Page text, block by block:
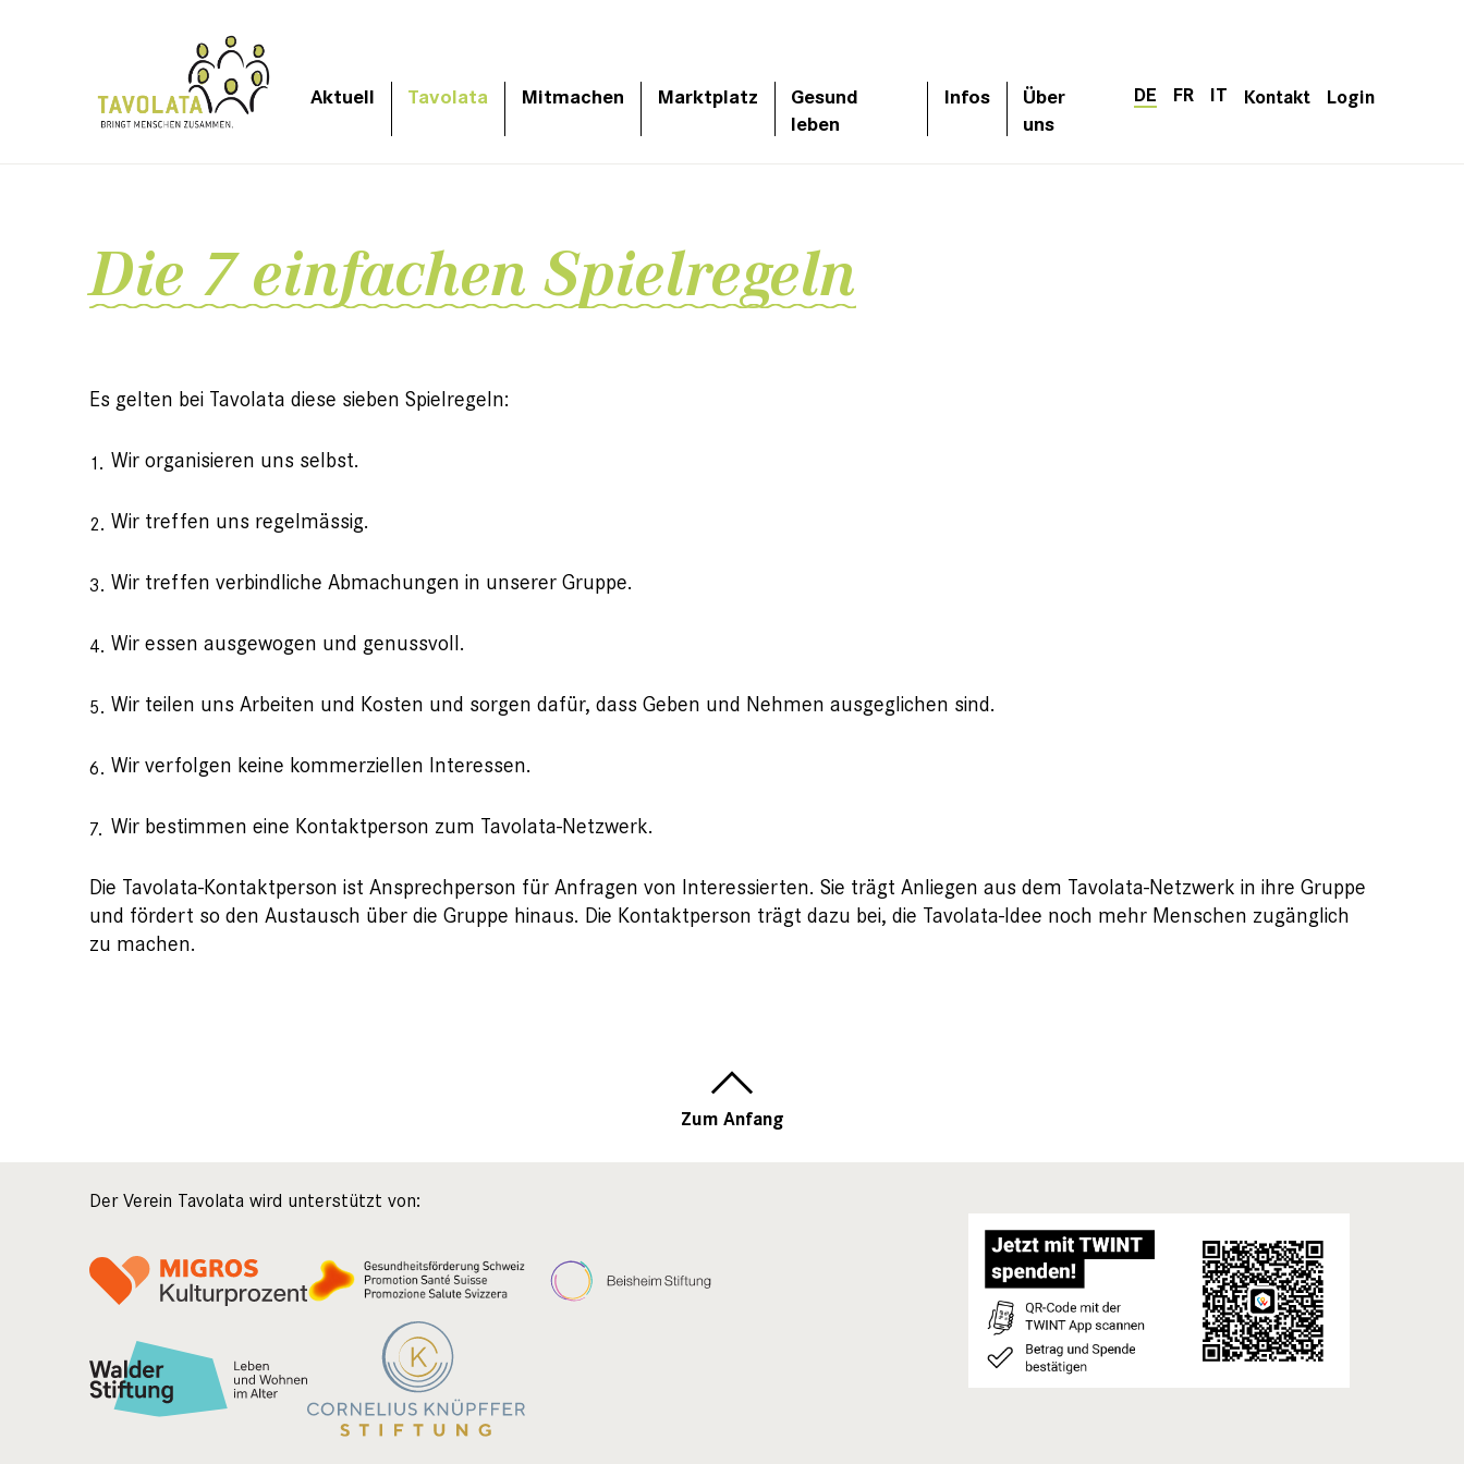
Aktuell Tavolata Mitmachen Marktplatz
Gesund
leben
Infos
Über
uns
DE FR IT Kontakt Login
Die 7 einfachen Spielregeln
Es gelten bei Tavolata diese sieben Spielregeln:
Wir organisieren uns selbst.
Wir treffen uns regelmässig.
Wir treffen verbindliche Abmachungen in unserer Gruppe.
Wir essen ausgewogen und genussvoll.
Wir teilen uns Arbeiten und Kosten und sorgen dafür, dass Geben und Nehmen ausgeglichen sind.
Wir verfolgen keine kommerziellen Interessen.
Wir bestimmen eine Kontaktperson zum Tavolata-Netzwerk.
Die Tavolata-Kontaktperson ist Ansprechperson für Anfragen von Interessierten. Sie trägt Anliegen aus dem Tavolata-Netzwerk in ihre Gruppe
und fördert so den Austausch über die Gruppe hinaus. Die Kontaktperson trägt dazu bei, die Tavolata-Idee noch mehr Menschen zugänglich
zu machen.
Zum Anfang
Der Verein Tavolata wird unterstützt von: